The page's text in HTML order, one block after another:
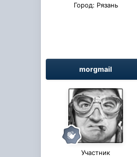
Город: Рязань
morgmail
Участник